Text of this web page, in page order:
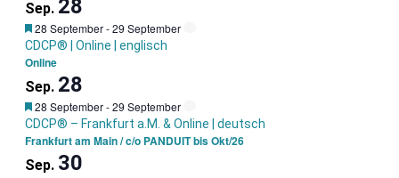
Sep. 28
Garantietermin
28 September-29 September
CDCP® | Online | englisch
Online
Sep. 28
Garantietermin
28 September-29 September
CDCP® – Frankfurt a.M. & Online | deutsch
Frankfurt am Main / c/o PANDUIT bis Okt/26
Sep. 30